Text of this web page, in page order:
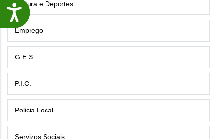
Accesibilidade
Cultura e Deportes
Emprego
G.E.S.
P.I.C.
Policia Local
Servizos Sociais